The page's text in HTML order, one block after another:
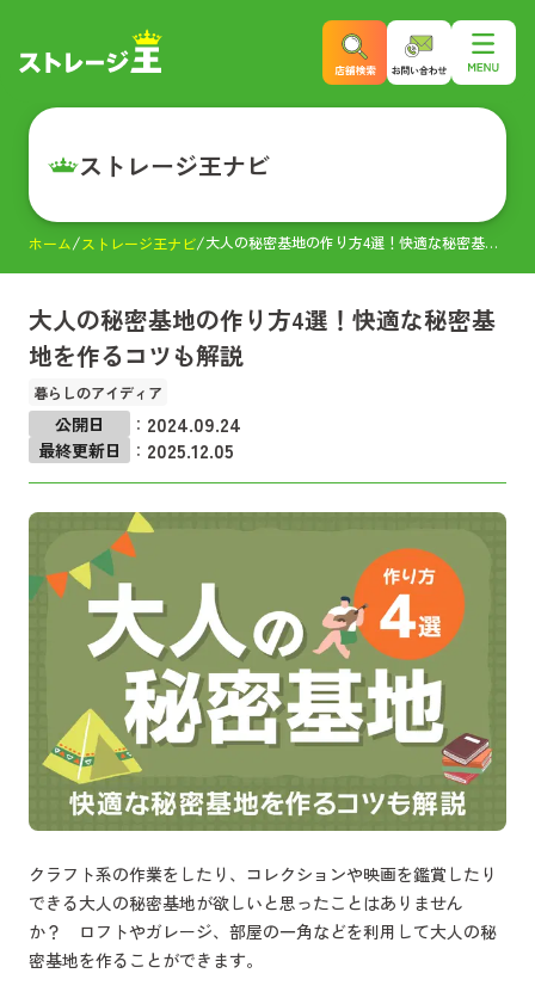
ストレージ王ナビ
ホーム ストレージ王ナビ 大人の秘密基地の作り方4選！快適な秘密基地を作るコツも解説
大人の秘密基地の作り方4選！快適な秘密基
地を作るコツも解説
暮らしのアイディア
公開日 ： 2024.09.24
最終更新日 ： 2025.12.05
クラフト系の作業をしたり、コレクションや映画を鑑賞したり
できる大人の秘密基地が欲しいと思ったことはありません
か？ ロフトやガレージ、部屋の一角などを利用して大人の秘
密基地を作ることができます。